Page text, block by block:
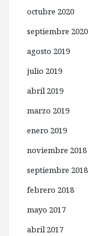
octubre 2020
septiembre 2020
agosto 2019
julio 2019
abril 2019
marzo 2019
enero 2019
noviembre 2018
septiembre 2018
febrero 2018
mayo 2017
abril 2017